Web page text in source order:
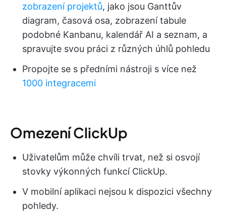
zobrazení projektů, jako jsou Ganttův
diagram, časová osa, zobrazení tabule
podobné Kanbanu, kalendář AI a seznam, a
spravujte svou práci z různých úhlů pohledu
Propojte se s předními nástroji s více než
1000 integracemi
Omezení ClickUp
Uživatelům může chvíli trvat, než si osvojí
stovky výkonných funkcí ClickUp.
V mobilní aplikaci nejsou k dispozici všechny
pohledy.